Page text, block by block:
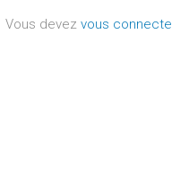
Vous devez vous